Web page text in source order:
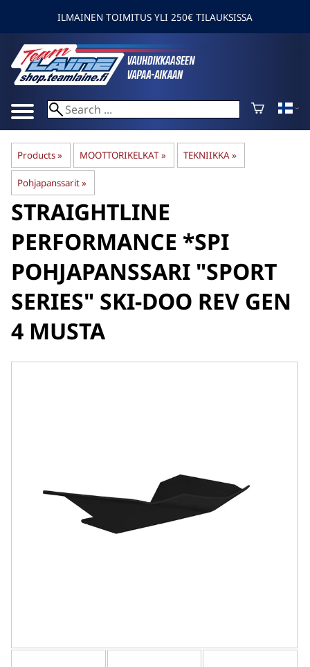
ILMAINEN TOIMITUS YLI 250€ TILAUKSISSA
Products‪» MOOTTORIKELKAT ‪» TEKNIIKKA‪»
Pohjapanssarit‪»
STRAIGHTLINE
PERFORMANCE *SPI
POHJAPANSSARI "SPORT
SERIES" SKI-DOO REV GEN
4 MUSTA